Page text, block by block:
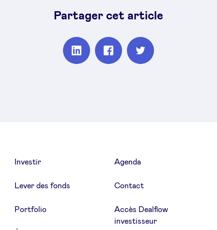
Partager cet article
PartagerPartagerPartager
Investir
Lever des fonds
Portfolio
Agenda
Contact
Accès Dealflow
investisseur